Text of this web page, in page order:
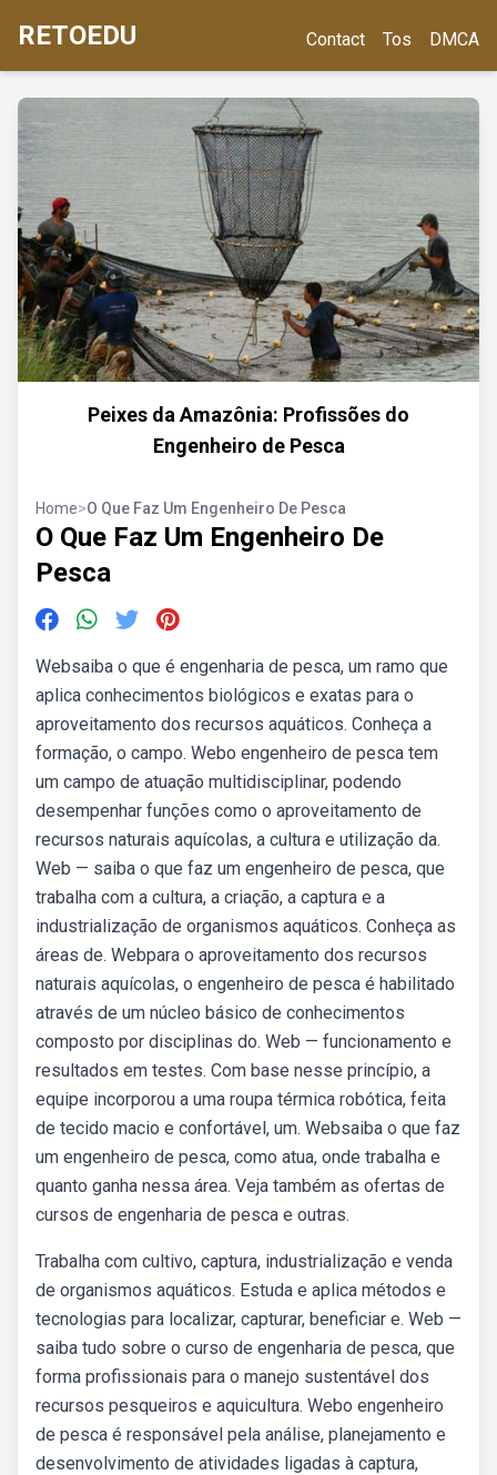
RETOEDU Contact Tos DMCA
Peixes da Amazônia: Profissões do
Engenheiro de Pesca
Home>O Que Faz Um Engenheiro De Pesca
O Que Faz Um Engenheiro De
Pesca
Websaiba o que é engenharia de pesca, um ramo que
aplica conhecimentos biológicos e exatas para o
aproveitamento dos recursos aquáticos. Conheça a
formação, o campo. Webo engenheiro de pesca tem
um campo de atuação multidisciplinar, podendo
desempenhar funções como o aproveitamento de
recursos naturais aquícolas, a cultura e utilização da.
Web — saiba o que faz um engenheiro de pesca, que
trabalha com a cultura, a criação, a captura e a
industrialização de organismos aquáticos. Conheça as
áreas de. Webpara o aproveitamento dos recursos
naturais aquícolas, o engenheiro de pesca é habilitado
através de um núcleo básico de conhecimentos
composto por disciplinas do. Web — funcionamento e
resultados em testes. Com base nesse princípio, a
equipe incorporou a uma roupa térmica robótica, feita
de tecido macio e confortável, um. Websaiba o que faz
um engenheiro de pesca, como atua, onde trabalha e
quanto ganha nessa área. Veja também as ofertas de
cursos de engenharia de pesca e outras.
Trabalha com cultivo, captura, industrialização e venda
de organismos aquáticos. Estuda e aplica métodos e
tecnologias para localizar, capturar, beneficiar e. Web —
saiba tudo sobre o curso de engenharia de pesca, que
forma profissionais para o manejo sustentável dos
recursos pesqueiros e aquicultura. Webo engenheiro
de pesca é responsável pela análise, planejamento e
desenvolvimento de atividades ligadas à captura,